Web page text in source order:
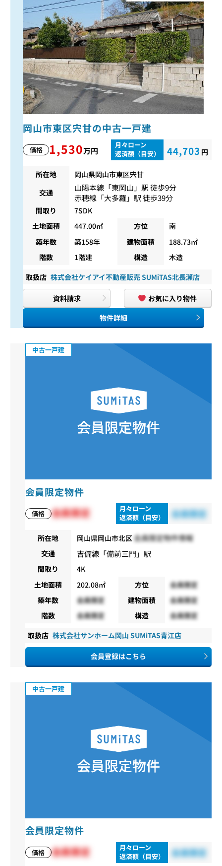
岡山市東区宍甘の中古一戸建
価格 1,530万円
月々ローン
返済額（目安）
44,703 円
所在地
岡山県岡山市東区宍甘
交通
山陽本線 「東岡山 」駅 徒歩9分
赤穂線 「大多羅 」駅 徒歩39分
間取り
7SDK
土地面積
447.00㎡ 方位
南
築年数
築158年 建物面積
188.73㎡
階数
1階建 構造 木造
取扱店 株式会社ケイアイ不動産販売 SUMiTAS北長瀬店
資料請求
お気に入り物件
物件詳細
中古一戸建
会員限定物件
価格 会員限定
月々ローン
返済額（目安）
会員限定
所在地 岡山県岡山市北区 会員限定物件情報
交通 吉備線 「備前三門 」駅
間取り
4K
土地面積
202.08㎡ 方位
会員限定
築年数
会員限定 建物面積
会員限定
階数
会員限定 構造 会員限定
取扱店 株式会社サンホーム岡山 SUMiTAS青江店
会員登録はこちら
中古一戸建
会員限定物件
価格 会員限定
月々ローン
返済額（目安）
会員限定